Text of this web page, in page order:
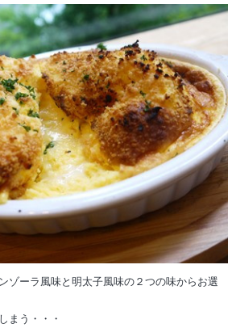
ゾーラ風味と明太子風味の２つの味からお選
まう・・・